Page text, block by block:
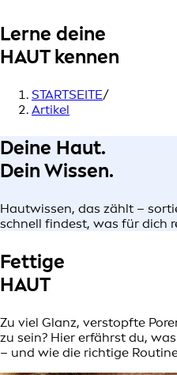
Lerne deine
HAUT kennen
STARTSEITE/
Artikel
Deine Haut.
Dein Wissen.
Hautwissen, das zählt –
schnell findest, was für dich
Fettige
HAUT
Zu viel Glanz, verstopfte
zu sein? Hier erfährst du,
– und wie die richtige